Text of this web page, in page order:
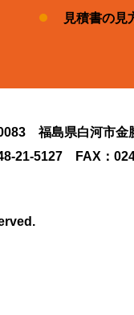
見積書の見
福島県白河市金
21-5127 FAX：